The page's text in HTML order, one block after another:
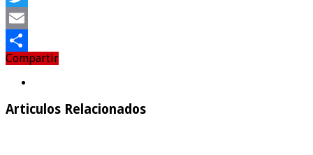
Twitter
Email
Compartir
Compartir
Articulos Relacionados